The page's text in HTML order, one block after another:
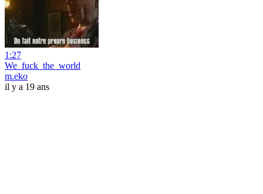
1:27
We_fuck_the_world
m.eko
il y a 19 ans